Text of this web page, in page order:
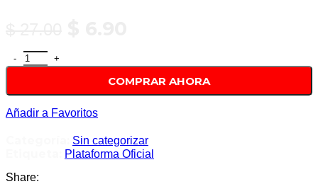
COMPRAR AHORA
Añadir a Favoritos
Sin categorizar
Plataforma Oficial
Share: